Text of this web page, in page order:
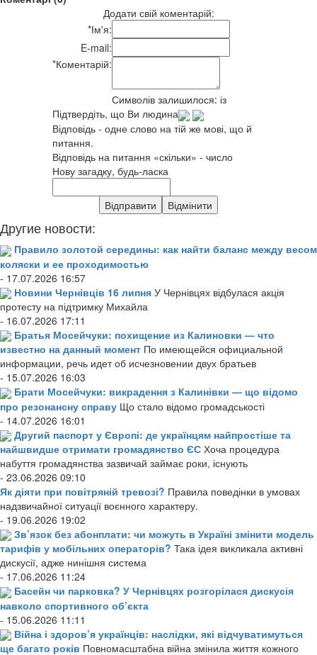
Додати свій коментарій:
*Ім'я:
E-mail:
*Коментарій:
Символів залишилося: із
Підтвердіть, що Ви людина
Відповідь - одне слово на тій же мові, що й
питання.
Відповідь на питання «скільки» - число
Нову загадку, будь-ласка
Другие новости:
Правило золотой середины: как найти баланс между весом
коляски и ее проходимостью
- 17.07.2026 16:57
Новини Чернівців 16 липня У Чернівцях відбулася акція
протесту на підтримку Михайла
- 16.07.2026 17:11
Братья Мосейчуки: похищение из Калиновки — что
известно на данный момент По имеющейся официальной
информации, речь идет об исчезновении двух братьев
- 15.07.2026 16:03
Брати Мосейчуки: викрадення з Калинівки — що відомо
про резонансну справу Що стало відомо громадськості
- 14.07.2026 16:01
Другий паспорт у Європі: де українцям найпростіше та
найшвидше отримати громадянство ЄС Хоча процедура
набуття громадянства зазвичай займає роки, існують
- 23.06.2026 09:10
Як діяти при повітряній тревозі? Правила поведінки в умовах
надзвичайної ситуації воєнного характеру.
- 19.06.2026 19:02
Зв’язок без абонплати: чи можуть в Україні змінити модель
тарифів у мобільних операторів? Така ідея викликала активні
дискусії, адже нинішня система
- 17.06.2026 11:24
Басейн чи парковка? У Чернівцях розгорілася дискусія
навколо спортивного об’єкта
- 15.06.2026 11:11
Війна і здоров’я українців: наслідки, які відчуватимуться
ще багато років Повномасштабна війна змінила життя кожного